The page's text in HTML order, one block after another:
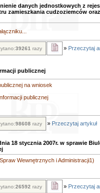
danych jednostkowych z
zamieszkania cudzoziemców
39261 razy » Przeczytaj
publicznej
na wniosek
publicznej
98608 razy » Przeczytaj artykuł
18 stycznia 2007r. w sprawie
Wewnętrznych i Administracji1)
26592 razy » Przeczytaj